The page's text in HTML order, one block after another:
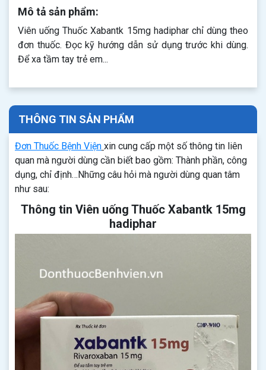
Mô tả sản phẩm:
Viên uống Thuốc Xabantk 15mg hadiphar chỉ dùng theo
đơn thuốc. Đọc kỹ hướng dẫn sử dụng trước khi dùng.
Để xa tầm tay trẻ em...
THÔNG TIN SẢN PHẨM
Đơn Thuốc Bệnh Viện xin cung cấp một số thông tin liên
quan mà người dùng cần biết bao gồm: Thành phần, công
dụng, chỉ định…Những câu hỏi mà người dùng quan tâm
như sau:
Thông tin Viên uống Thuốc Xabantk 15mg
hadiphar